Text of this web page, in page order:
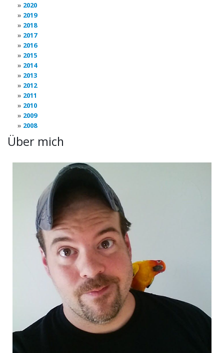
2020
2019
2018
2017
2016
2015
2014
2013
2012
2011
2010
2009
2008
Über mich